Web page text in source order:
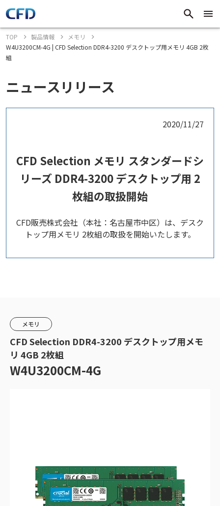
TOP 製品情報
メモリ
W4U3200CM-4G | CFD Selection DDR4-3200 デスクトップ用メモリ 4GB 2枚
組
ニュースリリース
2020/11/27
CFD Selection メモリ スタンダードシ
リーズ DDR4-3200 デスクトップ用 2
枚組の取扱開始
CFD販売株式会社（本社：名古屋市中区）は、デスク
トップ用メモリ 2枚組の取扱を開始いたします。
メモリ
CFD Selection DDR4-3200 デスクトップ用メモ
リ 4GB 2枚組
W4U3200CM-4G